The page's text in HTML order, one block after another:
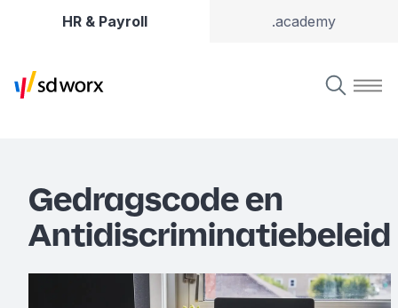
HR & Payroll .academy
Gedragscode en
Antidiscriminatiebeleid